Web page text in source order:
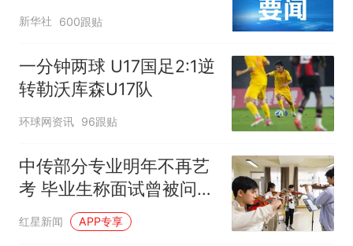
新华社 600跟贴
一分钟两球 U17国足2:1逆
转勒沃库森U17队
环球网资讯 96跟贴
中传部分专业明年不再艺
考 毕业生称面试曾被问
“如何策划晚会” 专家：遏
制“艺考捷径化”
红星新闻 APP专享